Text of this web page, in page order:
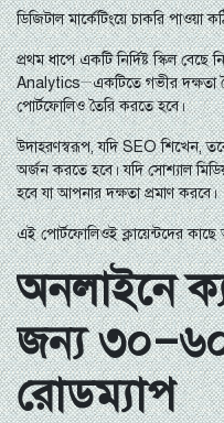
ডিজিটাল মার্কেটিংয়ে চাকরি পাওয়া
প্রথম ধাপে একটি নির্দিষ্ট স্কিল
Analytics—একটিতে গভীর দক্ষতা
পোর্টফোলিও তৈরি করতে হবে।
উদাহরণস্বরূপ, যদি SEO শিখেন,
অর্জন করতে হবে। যদি সোশ্যাল
হবে যা আপনার দক্ষতা প্রমাণ করবে।
এই পোর্টফোলিওই ক্লায়েন্টদের
অনলাইনে
জন্য
রোডম্যাপ